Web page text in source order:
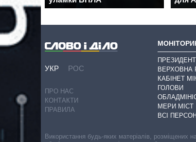
УКР РОС
ПРО НАС
КОНТАКТИ
ПРАВИЛА
ПРЕЗИДЕНТ
ВЕРХОВНА
КАБІНЕТ
ГОЛОВИ
МЕРИ МІСТ
ВСІ
Використання будь-яких матеріалів, розміщених